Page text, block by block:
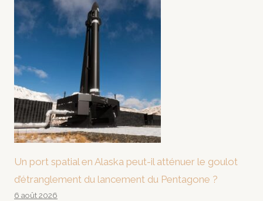
Un port spatial en Alaska peut-il atténuer le goulot
d’étranglement du lancement du Pentagone ?
6 août 2026